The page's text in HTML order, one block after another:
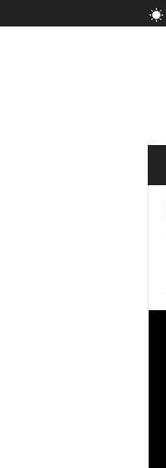
t